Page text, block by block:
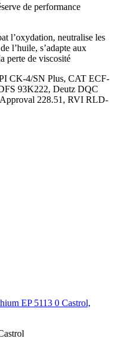
de performance
l’oxydation, neutralise les
l’huile, s’adapte aux
perte de viscosité
CK-4/SN Plus, CAT ECF-
93K222, Deutz DQC
228.51, RVI RLD-
EP 5113 0 Castrol,